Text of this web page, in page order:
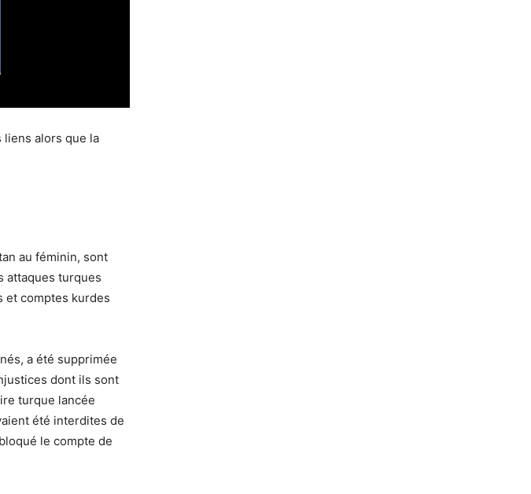
alors que la
au féminin, sont
attaques turques
et comptes kurdes
a été supprimée
dont ils sont
turque lancée
été interdites de
le compte de